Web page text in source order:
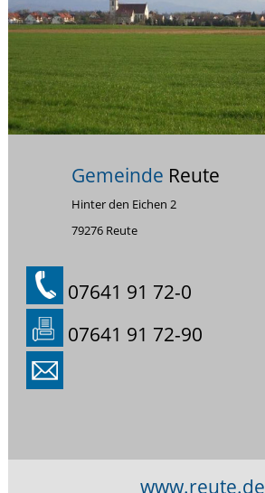
Gemeinde Reute
Hinter den Eichen 2
79276 Reute
07641 91 72-0
07641 91 72-90
www.reute.de